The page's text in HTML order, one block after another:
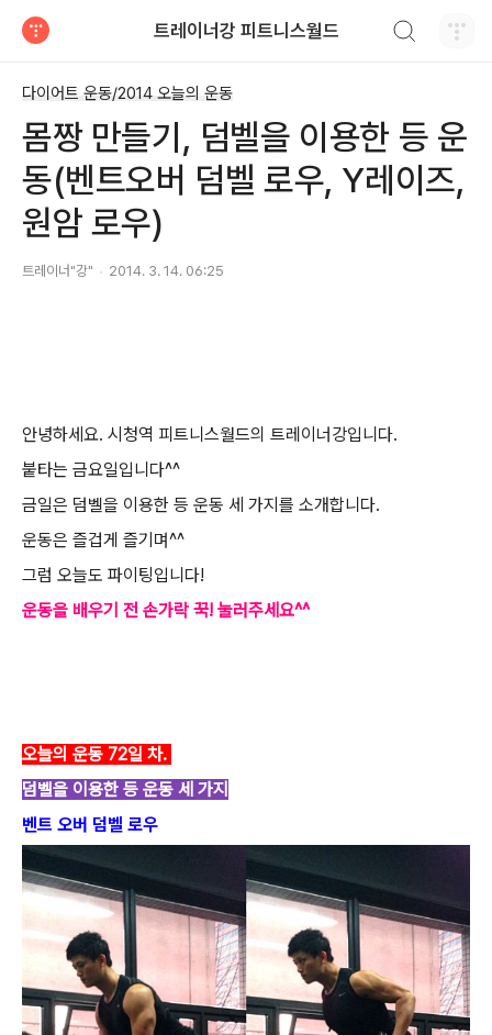
트레이너강 피트니스월드
다이어트 운동/2014 오늘의 운동
몸짱 만들기, 덤벨을 이용한 등 운
동(벤트오버 덤벨 로우, Y레이즈,
원암 로우)
트레이너"강" 2014. 3. 14. 06:25
안녕하세요. 시청역 피트니스월드의 트레이너강입니다.
붙타는 금요일입니다^^
금일은 덤벨을 이용한 등 운동 세 가지를 소개합니다.
운동은 즐겁게 즐기며^^
그럼 오늘도 파이팅입니다!
운동을 배우기 전 손가락 꾹! 눌러주세요^^
오늘의 운동 72일 차.
덤벨을 이용한 등 운동 세 가지
벤트 오버 덤벨 로우